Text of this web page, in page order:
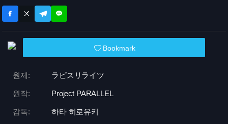
Bookmark
원제: ラピスリライツ
원작: Project PARALLEL
감독: 하타 히로유키